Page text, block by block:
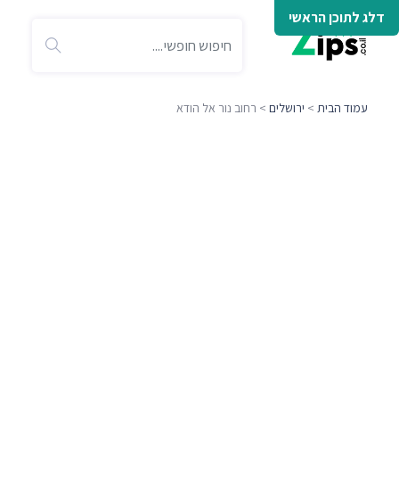
דלג לתוכן הראשי
עמוד הבית > ירושלים > רחוב נור אל הודא